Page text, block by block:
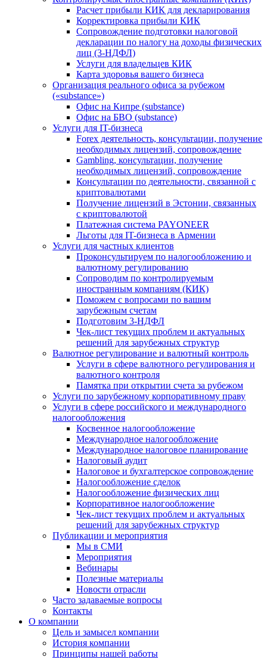
Расчет прибыли КИК для декларирования
Корректировка прибыли КИК
Сопровождение подготовки налоговой
декларации по налогу на доходы физических
лиц (3-НДФЛ)
Услуги для владельцев КИК
Карта здоровья вашего бизнеса
Организация реального офиса за рубежом
(«substance»)
Офис на Кипре (substance)
Офис на БВО (substance)
Услуги для IT-бизнеса
Forex деятельность, консультации, получение
необходимых лицензий, сопровождение
Gambling, консультации, получение
необходимых лицензий, сопровождение
Консультации по деятельности, связанной с
криптовалютами
Получение лицензий в Эстонии, связанных
с криптовалютой
Платежная система PAYONEER
Льготы для IT-бизнеса в Армении
Услуги для частных клиентов
Проконсультируем по налогообложению и
валютному регулированию
Сопроводим по контролируемым
иностранным компаниям (КИК)
Поможем с вопросами по вашим
зарубежным счетам
Подготовим 3-НДФЛ
Чек-лист текущих проблем и актуальных
решений для зарубежных структур
Валютное регулирование и валютный контроль
Услуги в сфере валютного регулирования и
валютного контроля
Памятка при открытии счета за рубежом
Услуги по зарубежному корпоративному праву
Услуги в сфере российского и международного
налогообложения
Косвенное налогообложение
Международное налогообложение
Международное налоговое планирование
Налоговый аудит
Налоговое и бухгалтерское сопровождение
Налогообложение сделок
Налогообложение физических лиц
Корпоративное налогообложение
Чек-лист текущих проблем и актуальных
решений для зарубежных структур
Публикации и мероприятия
Мы в СМИ
Мероприятия
Вебинары
Полезные материалы
Новости отрасли
Часто задаваемые вопросы
Контакты
О компании
Цель и замысел компании
История компании
Принципы нашей работы